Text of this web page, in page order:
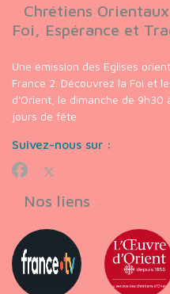
Chrétiens Orientaux
Foi, Espérance et
Une émission des Eglises
France 2. Découvrez la Foi et
d'Orient, le dimanche de
jours de fête
Suivez-nous sur :
Nos liens